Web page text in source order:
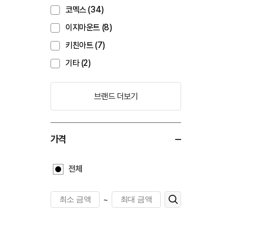
코멕스 (34)
이지마운트 (8)
키친아트 (7)
기타 (2)
브랜드 더보기
가격
전체
~